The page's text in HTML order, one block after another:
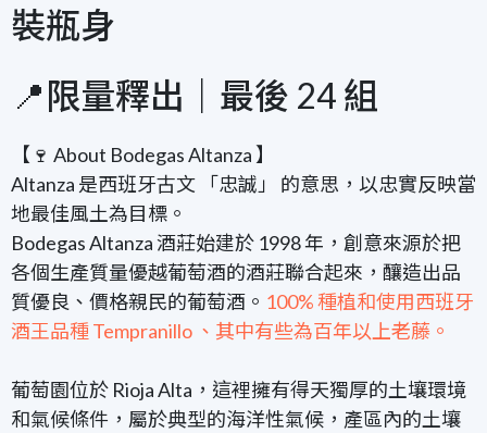
裝瓶身
📍限量釋出｜最後 24 組
【🍷 About Bodegas Altanza 】
Altanza 是西班牙古文 「忠誠」 的意思，以忠實反映當
地最佳風土為目標。
Bodegas Altanza 酒莊始建於 1998 年，創意來源於把
各個生產質量優越葡萄酒的酒莊聯合起來，釀造出品
質優良、價格親民的葡萄酒。 100% 種植和使用西班牙
酒王品種 Tempranillo 、其中有些為百年以上老藤。
葡萄園位於 Rioja Alta，這裡擁有得天獨厚的土壤環境
和氣候條件，屬於典型的海洋性氣候，產區內的土壤